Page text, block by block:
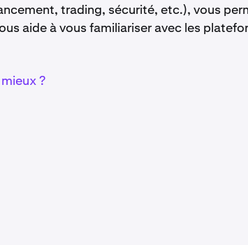
trading, sécurité, etc.), vous
aide à vous familiariser avec les
?